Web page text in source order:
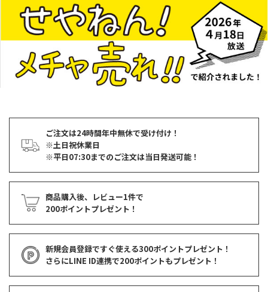
ご注文は24時間年中無休で受け付け！
※土日祝休業日
※平日07:30までのご注文は当日発送可能！
商品購入後、レビュー1件で
200ポイントプレゼント！
新規会員登録ですぐ使える300ポイントプレゼント！
さらにLINE ID連携で200ポイントもプレゼント！